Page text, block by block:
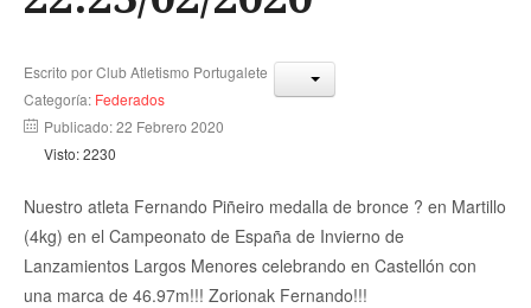
Escrito porClub Atletismo Portugalete
Categoría: Federados
Publicado: 22 Febrero 2020
Visto: 2230
Nuestro atleta Fernando Piñeiro medalla de bronce ? en Martillo
(4kg) en el Campeonato de España de Invierno de
Lanzamientos Largos Menores celebrando en Castellón con
una marca de 46.97m!!! Zorionak Fernando!!!